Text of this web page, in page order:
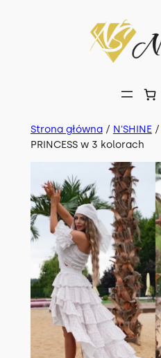
Strona główna/ N'SHINE/
PRINCESS w 3 kolorach